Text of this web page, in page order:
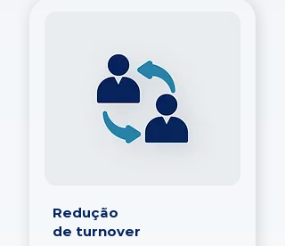
Redução
de turnover